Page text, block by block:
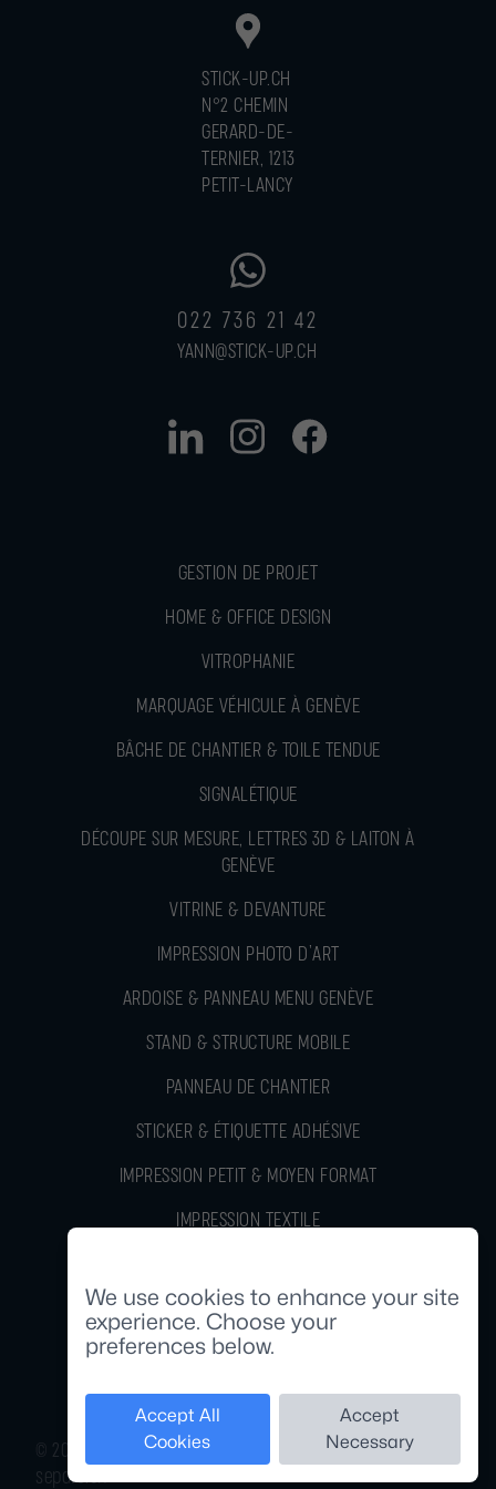
STICK-UP.CH
N°2 CHEMIN
GERARD-DE-
TERNIER, 1213
PETIT-LANCY
022 736 21 42
YANN@STICK-UP.CH
GESTION DE PROJET
HOME & OFFICE DESIGN
VITROPHANIE
MARQUAGE VÉHICULE À GENÈVE
BÂCHE DE CHANTIER & TOILE TENDUE
SIGNALÉTIQUE
DÉCOUPE SUR MESURE, LETTRES 3D & LAITON À
GENÈVE
VITRINE & DEVANTURE
IMPRESSION PHOTO D’ART
ARDOISE & PANNEAU MENU GENÈVE
STAND & STRUCTURE MOBILE
PANNEAU DE CHANTIER
STICKER & ÉTIQUETTE ADHÉSIVE
IMPRESSION PETIT & MOYEN FORMAT
IMPRESSION TEXTILE
© 2020 - 2026 Stick-up | design by stick-up | coded by
sepafo.ch
We use cookies to enhance your site
experience. Choose your
preferences below.
Accept All
Cookies
Accept
Necessary